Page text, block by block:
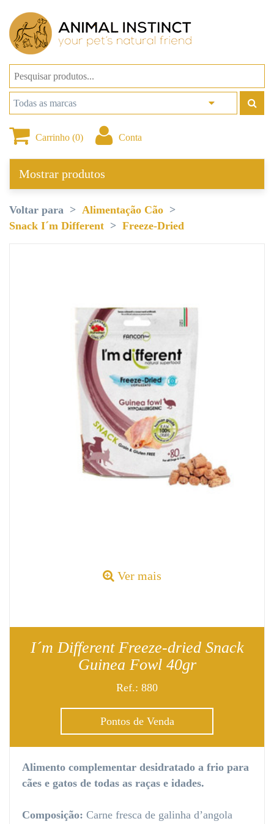
Conta
Carrinho (0)
Mostrar produtos
Voltar para
Alimentação Cão
Snack I´m Different
Freeze-Dried
Ver mais
I´m Different Freeze-dried Snack
Guinea Fowl 40gr
Ref.: 880
Pontos de Venda
Alimento complementar desidratado a frio para
cães e gatos de todas as raças e idades.
Composição: Carne fresca de galinha d’angola